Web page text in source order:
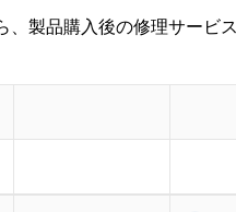
、製品購入後の修理サービ